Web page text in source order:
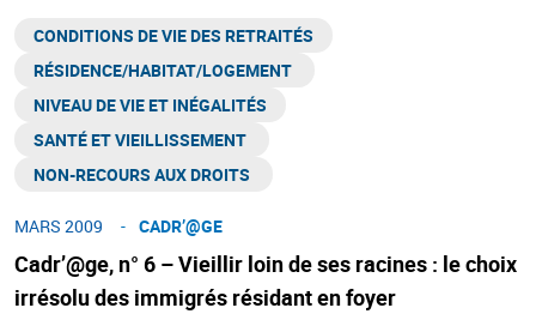
Cadr’@ge, n° 6 – Vieillir loin de ses racines : le choix
irrésolu des immigrés résidant en foyer
CONDITIONS DE VIE DES RETRAITÉS
RÉSIDENCE/HABITAT/LOGEMENT ​
NIVEAU DE VIE ET INÉGALITÉS​
SANTÉ ET VIEILLISSEMENT ​
NON-RECOURS AUX DROITS ​
MARS 2009 CADR’@GE​